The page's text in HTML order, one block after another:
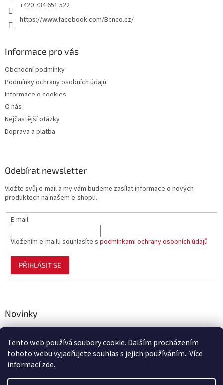
Tento web používá soubory cookie. Dalším procházením
tohoto webu vyjadřujete souhlas s jejich používáním.. Více
informacízde.
+420 734 651 522
https://www.facebook.com/Benco.cz/
Informace pro vás
Obchodní podmínky
Podmínky ochrany osobních údajů
Informace o cookies
O nás
Nejčastější otázky
Doprava a platba
Odebírat newsletter
Vložte svůj e-mail a my vám budeme zasílat informace o nových
produktech na našem e-shopu.
E-mail
Vložením e-mailu souhlasíte s podmínkami ochrany osobních údajů
PŘIHLÁSIT SE
Novinky
zahradu, chov i domácnost